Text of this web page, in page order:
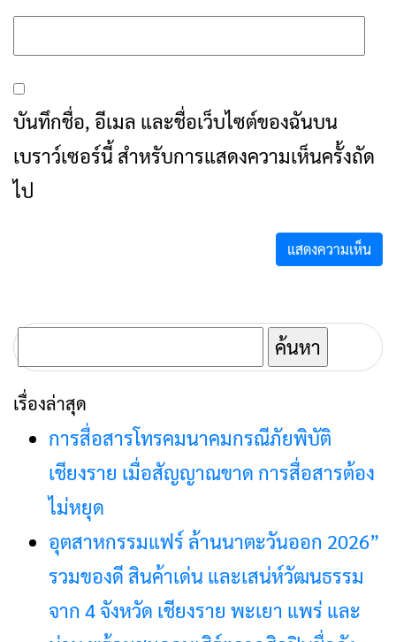
บันทึกชื่อ, อีเมล และชื่อเว็บไซต์ของฉันบน
เบราว์เซอร์นี้ สำหรับการแสดงความเห็นครั้งถัด
ไป
ค้นหา
สำหรับ:
เรื่องล่าสุด
การสื่อสารโทรคมนาคมกรณีภัยพิบัติ
เชียงราย เมื่อสัญญาณขาด การสื่อสารต้อง
ไม่หยุด
อุตสาหกรรมแฟร์ ล้านนาตะวันออก 2026”
รวมของดี สินค้าเด่น และเสน่ห์วัฒนธรรม
จาก 4 จังหวัด เชียงราย พะเยา แพร่ และ